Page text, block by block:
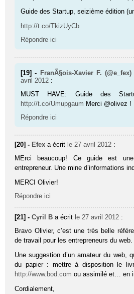
Guide des Startup, seizième édition
http://t.co/TkizUyCb
Répondre ici
[19] - FranÃ§ois-Xavier F. (@e_fex)
avril 2012 :
MUST HAVE: Guide des
http://t.co/Umupgaum Merci @olivez !
Répondre ici
[20] - Efex a écrit le 27 avril 2012 :
MErci beaucoup! Ce guide est
entrepreneur. Une mine d’informations
MERCI Olivier!
Répondre ici
[21] -Cyril B a écrit le 27 avril 2012 :
Bravo Olivier, c’est une très belle
de travail pour les entrepreneurs du web.
Une suggestion d’un amateur du web,
du papier : mettre à disposition le
http://www.bod.com ou assimilé et… en
Cordialement,